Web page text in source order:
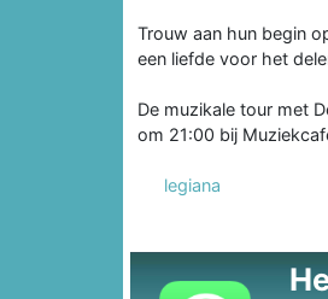
Trouw aan hun begin
een liefde voor het
De muzikale tour met
om 21:00 bij
legiana